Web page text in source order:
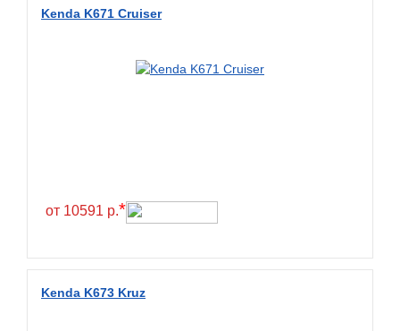
Kenda K671 Cruiser
от 10591 р.*
Kenda K673 Kruz